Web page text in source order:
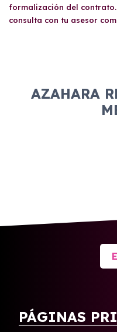
formalización del
consulta con tu asesor
AZAHARA
PÁGINAS